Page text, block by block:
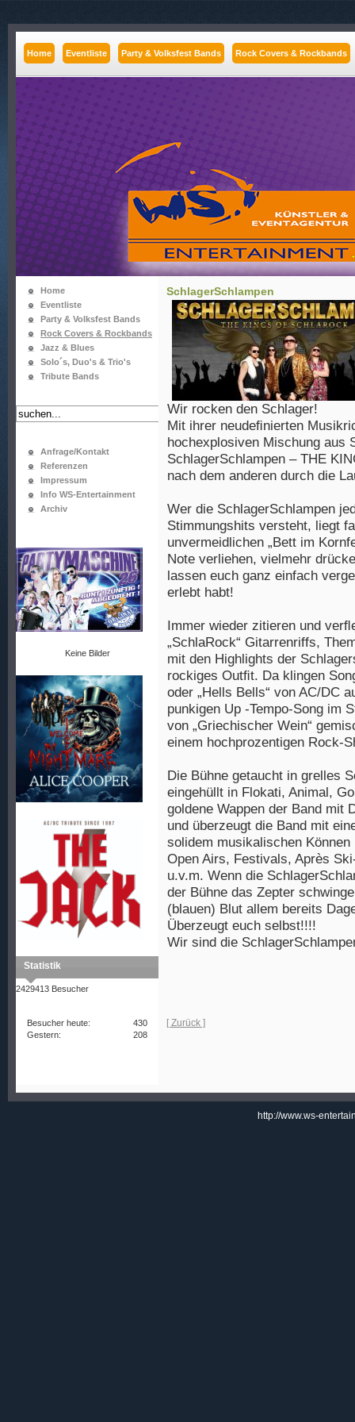
Home Eventliste Party & Volksfest Bands Rock Covers & Rockbands
Home
Eventliste
Party & Volksfest Bands
Rock Covers & Rockbands
Jazz & Blues
Solo´s, Duo's & Trio's
Tribute Bands
Anfrage/Kontakt
Referenzen
Impressum
Info WS-Entertainment
Archiv
Keine Bilder
Statistik
2429413 Besucher
Besucher heute:
430
Gestern:
208
SchlagerSchlampen
Wir rocken den Schlager!
Mit ihrer neudeﬁnierten
hochexplosiven Mischung aus
SchlagerSchlampen – THE
nach dem anderen durch die
Wer die SchlagerSchlampen
Stimmungshits versteht, liegt
unvermeidlichen „Bett im
Note verliehen, vielmehr
lassen euch ganz einfach
erlebt habt!
Immer wieder zitieren und
„SchlaRock“ Gitarrenriffs,
mit den Highlights der
rockiges Outﬁt. Da klingen
oder „Hells Bells“ von AC/DC
punkigen Up -Tempo-Song im
von „Griechischer Wein“
einem hochprozentigen Rock-
Die Bühne getaucht in grelles
eingehüllt in Flokati, Animal,
goldene Wappen der Band mit
und überzeugt die Band mit
solidem musikalischen
Open Airs, Festivals, Après
u.v.m. Wenn die
der Bühne das Zepter
(blauen) Blut allem bereits
Überzeugt euch selbst!!!!
Wir sind die
[ Zurück ]
http://www.ws-